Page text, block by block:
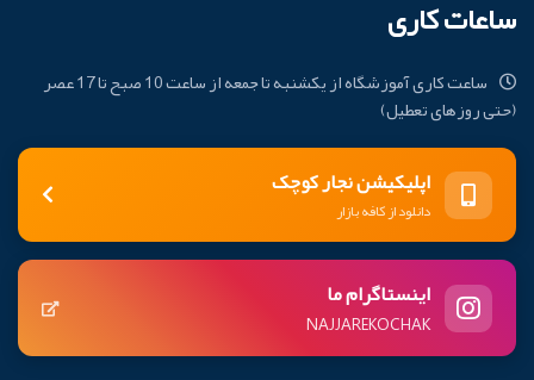
ساعات کاری
ساعت کاری آموزشگاه از یکشنبه تا جمعه از ساعت 10 صبح تا 17 عصر
(حتی روزهای تعطیل)
اپلیکیشن نجار کوچک
دانلود از کافه بازار
اینستاگرام ما
NAJJAREKOCHAK